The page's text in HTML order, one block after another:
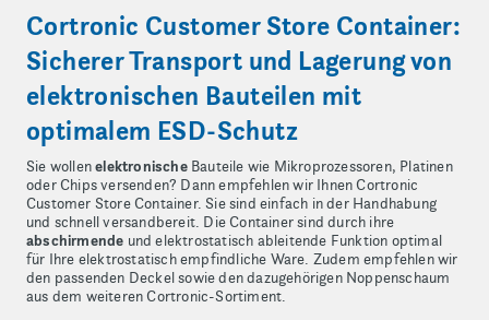
Cortronic Customer Store Container:
Sicherer Transport und Lagerung von
elektronischen Bauteilen mit
optimalem ESD-Schutz
Sie wollenelektronischeBauteile wie Mikroprozessoren, Platinen
oder Chips versenden? Dann empfehlen wir Ihnen Cortronic
Customer Store Container. Sie sind einfach in der Handhabung
und schnell versandbereit. Die Container sind durch ihre
abschirmende und elektrostatisch ableitende Funktion optimal
für Ihre elektrostatisch empfindliche Ware. Zudem empfehlen wir
den passenden Deckel sowie den dazugehörigen Noppenschaum
aus dem weiteren Cortronic-Sortiment.